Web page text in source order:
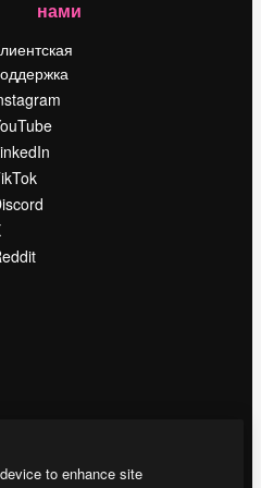
нами
to enhance site